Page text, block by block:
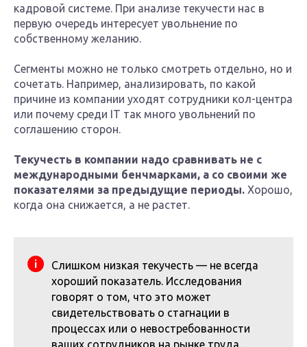
кадровой системе. При анализе текучести нас в
первую очередь интересует увольнение по
собственному желанию.
Сегменты можно не только смотреть отдельно, но и
сочетать. Например, анализировать, по какой
причине из компании уходят сотрудники кол-центра
или почему среди IT так много увольнений по
соглашению сторон.
Текучесть в компании надо сравнивать не с
международными бенчмарками, а со своими же
показателями за предыдущие периоды. Хорошо,
когда она снижается, а не растет.
Слишком низкая текучесть — не всегда
хороший показатель. Исследования
говорят о том, что это может
свидетельствовать о стагнации в
процессах или о невостребованности
ваших сотрудников на рынке труда.